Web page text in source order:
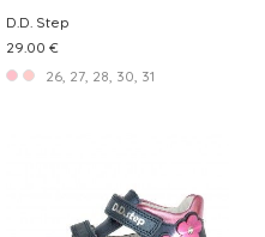
D.D. Step
29.00 €
26, 27, 28, 30, 31